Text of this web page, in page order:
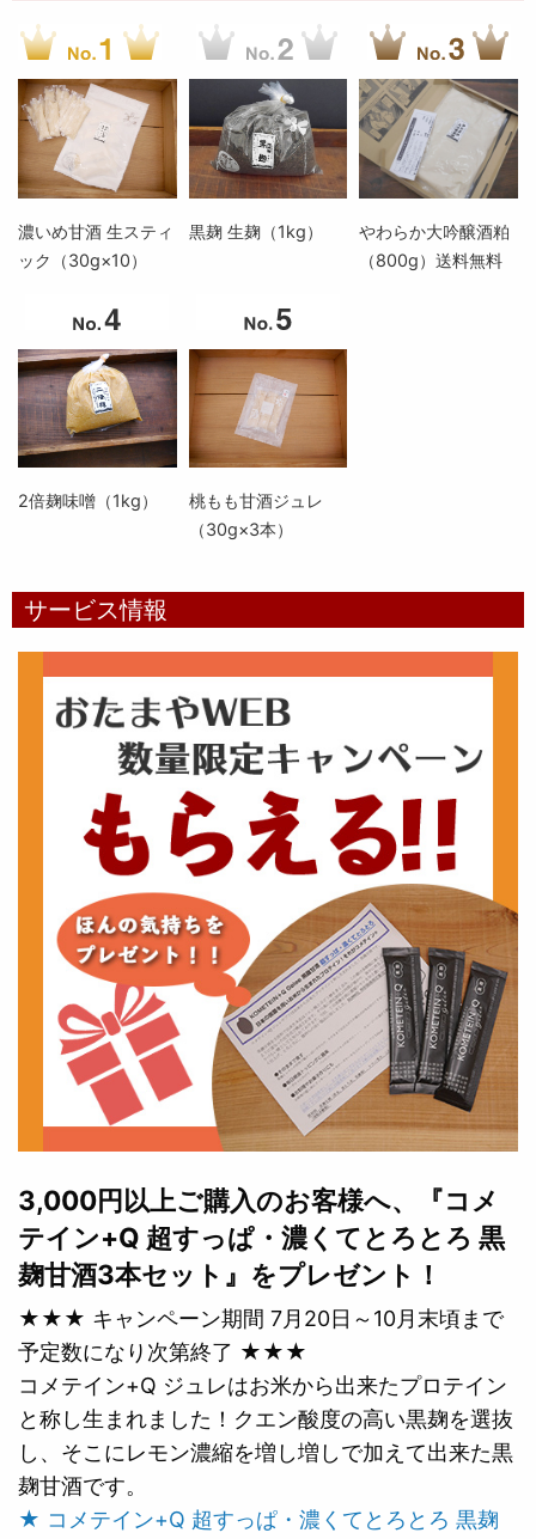
濃いめ甘酒 生スティ
ック（30g×10）
黒麹 生麹（1kg）
やわらか大吟醸酒粕
（800g）送料無料
2倍麹味噌（1kg）
桃もも甘酒ジュレ
（30g×3本）
サービス情報
3,000円以上ご購入のお客様へ、『コメ
テイン+Q 超すっぱ・濃くてとろとろ 黒
麹甘酒3本セット』をプレゼント！
★★★ キャンペーン期間 7月20日～10月末頃まで
予定数になり次第終了 ★★★
コメテイン+Q ジュレはお米から出来たプロテイン
と称し生まれました！クエン酸度の高い黒麹を選抜
し、そこにレモン濃縮を増し増しで加えて出来た黒
麹甘酒です。
★ コメテイン+Q 超すっぱ・濃くてとろとろ 黒麹